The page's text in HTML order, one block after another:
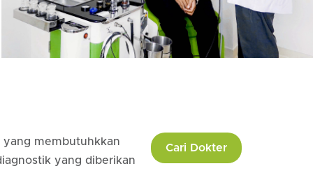
yang membutuhkkan
yang diberikan
Cari Dokter